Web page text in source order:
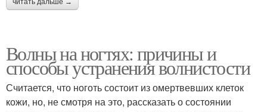
Волны на ногтях: причины и
способы устранения волнистости
Считается, что ноготь состоит из омертвевших клеток
кожи, но, не смотря на это, рассказать о состоянии